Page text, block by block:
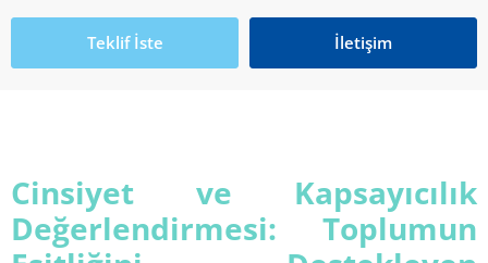
Teklif İste İletişim
Cinsiyet ve Kapsayıcılık
Değerlendirmesi: Toplumun